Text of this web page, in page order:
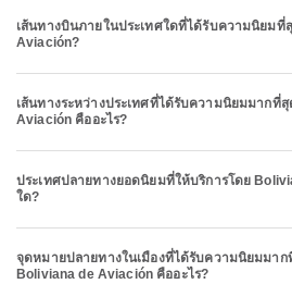
เส้นทางบินภายในประเทศใดที่ได้รับความนิยมที่
Aviación?
เส้นทางระหว่างประเทศที่ได้รับความนิยมมากที่
Aviación คืออะไร?
ประเทศปลายทางยอดนิยมที่ให้บริการโดย
ใด?
จุดหมายปลายทางในเมืองที่ได้รับความนิยมมาก
Boliviana de Aviación คืออะไร?